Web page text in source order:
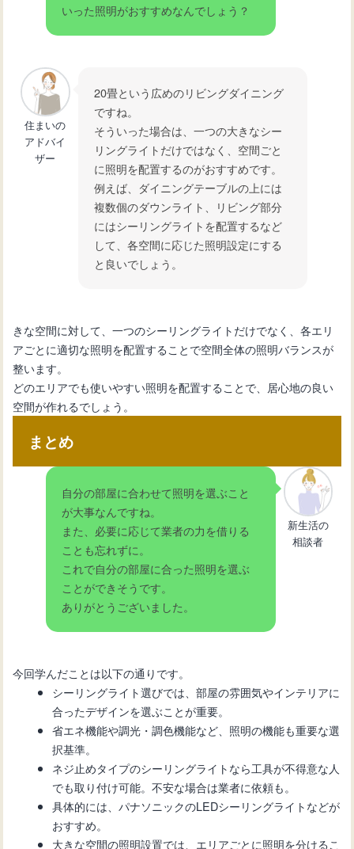
いった照明がおすすめなんでしょう？
住まいの
アドバイ
ザー
20畳という広めのリビングダイニング
ですね。
そういった場合は、一つの大きなシー
リングライトだけではなく、空間ごと
に照明を配置するのがおすすめです。
例えば、ダイニングテーブルの上には
複数個のダウンライト、リビング部分
にはシーリングライトを配置するなど
して、各空間に応じた照明設定にする
と良いでしょう。
きな空間に対して、一つのシーリングライトだけでなく、各エリ
アごとに適切な照明を配置することで空間全体の照明バランスが
整います。
どのエリアでも使いやすい照明を配置することで、居心地の良い
空間が作れるでしょう。
まとめ
自分の部屋に合わせて照明を選ぶこと
が大事なんですね。
また、必要に応じて業者の力を借りる
ことも忘れずに。
これで自分の部屋に合った照明を選ぶ
ことができそうです。
ありがとうございました。
新生活の
相談者
今回学んだことは以下の通りです。
シーリングライト選びでは、部屋の雰囲気やインテリアに
合ったデザインを選ぶことが重要。
省エネ機能や調光・調色機能など、照明の機能も重要な選
択基準。
ネジ止めタイプのシーリングライトなら工具が不得意な人
でも取り付け可能。不安な場合は業者に依頼も。
具体的には、パナソニックのLEDシーリングライトなどが
おすすめ。
大きな空間の照明設置では、エリアごとに照明を分けるこ